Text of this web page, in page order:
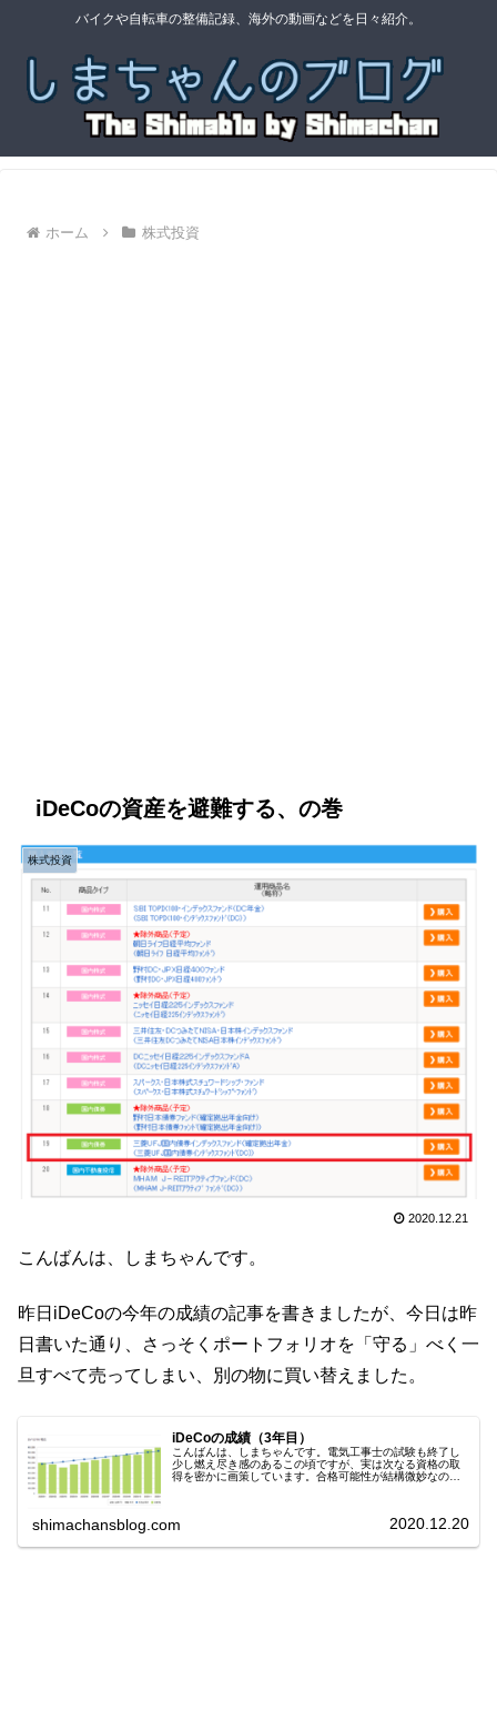
バイクや自転車の整備記録、海外の動画などを日々紹介。
ホーム 株式投資
iDeCoの資産を避難する、の巻
株式投資
2020.12.21
こんばんは、しまちゃんです。
昨日iDeCoの今年の成績の記事を書きましたが、今日は昨
日書いた通り、さっそくポートフォリオを「守る」べく一
旦すべて売ってしまい、別の物に買い替えました。
iDeCoの成績（3年目）
こんばんは、しまちゃんです。電気工事士の試験も終了し
少し燃え尽き感のあるこの頃ですが、実は次なる資格の取
得を密かに画策しています。合格可能性が結構微妙なので
shimachansblog.com 2020.12.20